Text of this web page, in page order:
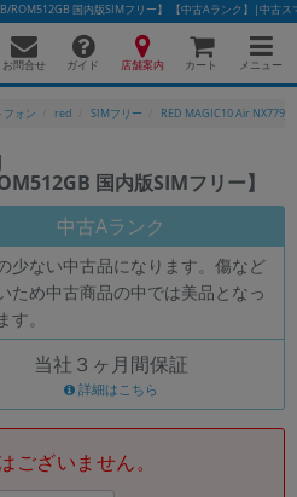
ROM512GB 国内版SIMフリー】 【中古Aランク】|中古
お問合せ ガイド 店舗案内 カート メニュー
フォン red SIMフリー RED MAGIC10 Air NX779J
国内版SIMフリー】
中古Aランク
少ない中古品になります。傷など
ため中古商品の中では美品となっ
す。
当社３ヶ月間保証
詳細はこちら
ございません。
索に切り替える